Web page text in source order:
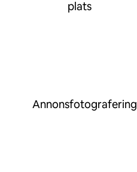
plats
Annonsfotografering